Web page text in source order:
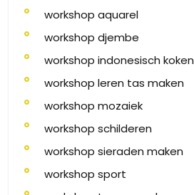
workshop aquarel
workshop djembe
workshop indonesisch koken
workshop leren tas maken
workshop mozaiek
workshop schilderen
workshop sieraden maken
workshop sport